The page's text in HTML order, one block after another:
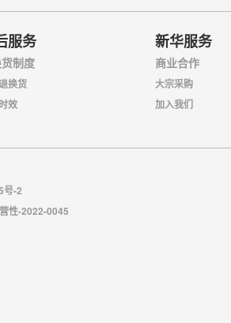
服务
制度
换货
效
新华服务
商业合作
大宗采购
加入我们
号-2
性-2022-0045